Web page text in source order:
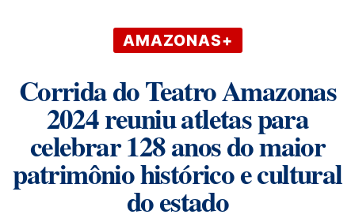
AMAZONAS+
Corrida do Teatro Amazonas
2024 reuniu atletas para
celebrar 128 anos do maior
patrimônio histórico e cultural
do estado